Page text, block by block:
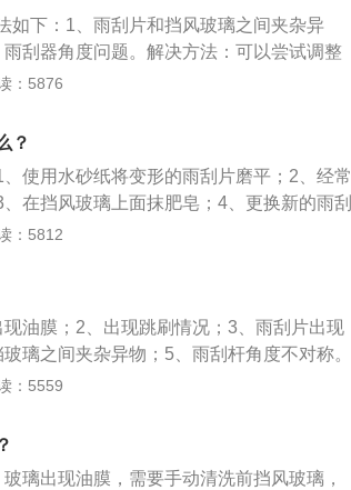
如下：1、雨刮片和挡风玻璃之间夹杂异
刮器角度问题。解决方法：可以尝试调整
决方法：及时进行更换。4、汽车长期日晒
用玻璃清洗剂进行清除。
：5876
？
使用水砂纸将变形的雨刮片磨平；2、经常
在挡风玻璃上面抹肥皂；4、更换新的雨刮
挡风玻璃上的雨点、杂物以及灰尘，以改
胶条；3、取下雨刮器；4、将中间卡子的
子，用手拉紧，听到卡住声后即更换完
：5812
油膜；2、出现跳刷情况；3、雨刮片出现
璃之间夹杂异物；5、雨刮杆角度不对称。
抬起雨刮器臂；2、按住释放锁销，然后沿
、顽固、坚硬的污物不要使用雨刮片，应
抬起雨刮器时，只拿雨刮器的脊背即可。
：5559
璃出现油膜，需要手动清洗前挡风玻璃，